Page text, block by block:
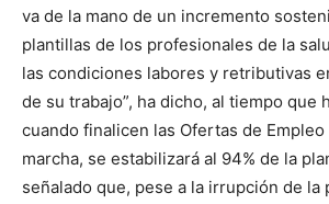
va de la mano de un incremento
plantillas de los profesionales de la
las condiciones labores y retributivas
de su trabajo”, ha dicho, al tiempo que
cuando finalicen las Ofertas de
marcha, se estabilizará al 94% de la
señalado que, pese a la irrupción de la